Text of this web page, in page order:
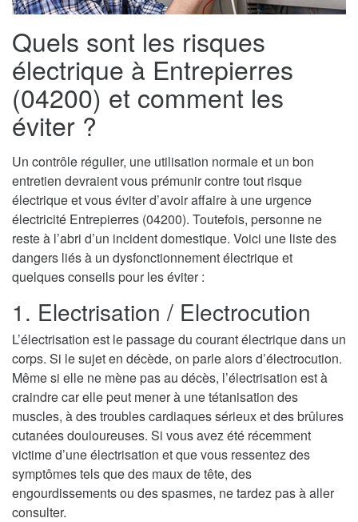
Quels sont les risques
électrique à Entrepierres
(04200) et comment les
éviter ?
Un contrôle régulier, une utilisation normale et un bon
entretien devraient vous prémunir contre tout risque
électrique et vous éviter d’avoir affaire à une urgence
électricité Entrepierres (04200). Toutefois, personne ne
reste à l’abri d’un incident domestique. Voici une liste des
dangers liés à un dysfonctionnement électrique et
quelques conseils pour les éviter :
1. Electrisation / Electrocution
L’électrisation est le passage du courant électrique dans un
corps. Si le sujet en décède, on parle alors d’électrocution.
Même si elle ne mène pas au décès, l’électrisation est à
craindre car elle peut mener à une tétanisation des
muscles, à des troubles cardiaques sérieux et des brûlures
cutanées douloureuses. Si vous avez été récemment
victime d’une électrisation et que vous ressentez des
symptômes tels que des maux de tête, des
engourdissements ou des spasmes, ne tardez pas à aller
consulter.